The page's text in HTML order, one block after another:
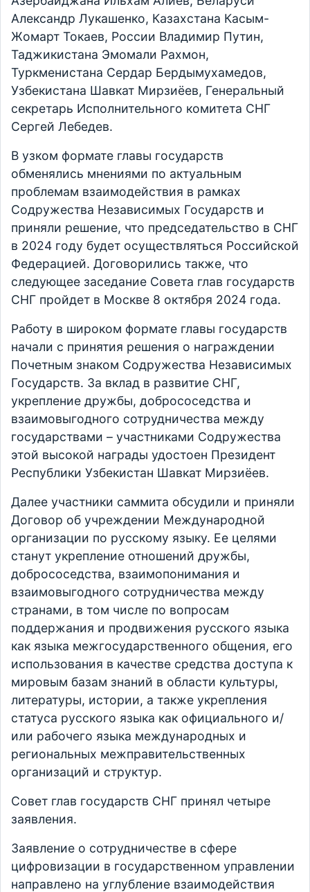
Александр Лукашенко, Казахстана Касым-
Жомарт Токаев, России Владимир Путин,
Таджикистана Эмомали Рахмон,
Туркменистана Сердар Бердымухамедов,
Узбекистана Шавкат Мирзиёев, Генеральный
секретарь Исполнительного комитета СНГ
Сергей Лебедев.
В узком формате главы государств
обменялись мнениями по актуальным
проблемам взаимодействия в рамках
Содружества Независимых Государств и
приняли решение, что председательство в СНГ
в 2024 году будет осуществляться Российской
Федерацией. Договорились также, что
следующее заседание Совета глав государств
СНГ пройдет в Москве 8 октября 2024 года.
Работу в широком формате главы государств
начали с принятия решения о награждении
Почетным знаком Содружества Независимых
Государств. За вклад в развитие СНГ,
укрепление дружбы, добрососедства и
взаимовыгодного сотрудничества между
государствами – участниками Содружества
этой высокой награды удостоен Президент
Республики Узбекистан Шавкат Мирзиёев.
Далее участники саммита обсудили и приняли
Договор об учреждении Международной
организации по русскому языку. Ее целями
станут укрепление отношений дружбы,
добрососедства, взаимопонимания и
взаимовыгодного сотрудничества между
странами, в том числе по вопросам
поддержания и продвижения русского языка
как языка межгосударственного общения, его
использования в качестве средства доступа к
мировым базам знаний в области культуры,
литературы, истории, а также укрепления
статуса русского языка как официального и/
или рабочего языка международных и
региональных межправительственных
организаций и структур.
Совет глав государств СНГ принял четыре
заявления.
Заявление о сотрудничестве в сфере
цифровизации в государственном управлении
направлено на углубление взаимодействия